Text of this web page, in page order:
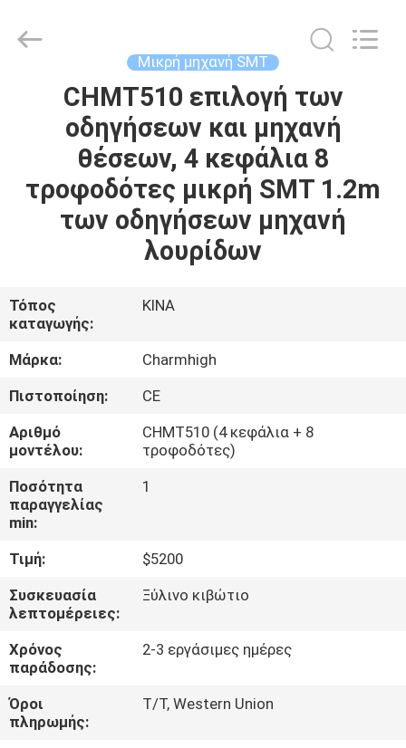
ΠΡΟΪΌΝΤΑ
ΒΊΝΤΕΟ
ΜΕ
ΕΜΆΣ
ΕΠΙΣΚΈΨΕΙΣ
ΣΤΟ
ΕΡΓΟΣΤΆΣΙΟ
ΈΛΕΓΧΟΣ
ΕΠΙΚΟΙΝΩΝΉΣΤΕ
ΜΑΖΊ
ΜΑΣ
ΝΈΑ
TECHNOLOGY
LIMITED.
Μικρή μηχανή SMT
CHMT510 επιλογή των
οδηγήσεων και μηχανή
θέσεων, 4 κεφάλια 8
τροφοδότες μικρή SMT 1.2m
των οδηγήσεων μηχανή
λουρίδων
Τόπος
καταγωγής:
ΚΙΝΑ
Μάρκα:
Charmhigh
Πιστοποίηση:
CE
Αριθμό
μοντέλου:
CHMT510 (4 κεφάλια + 8
τροφοδότες)
Ποσότητα
παραγγελίας
min:
1
Τιμή:
$5200
Συσκευασία
λεπτομέρειες:
Ξύλινο κιβώτιο
Χρόνος
παράδοσης:
2-3 εργάσιμες ημέρες
Όροι
πληρωμής:
T/T, Western Union